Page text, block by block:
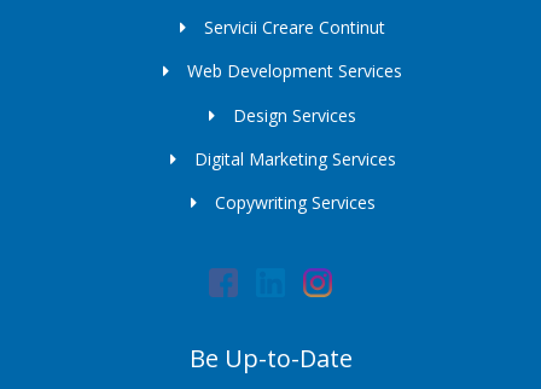
Servicii Creare Continut
Web Development Services
Design Services
Digital Marketing Services
Copywriting Services
Be Up-to-Date